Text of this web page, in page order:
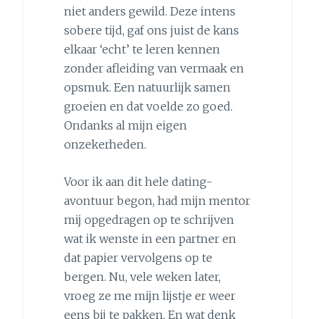
niet anders gewild. Deze intens
sobere tijd, gaf ons juist de kans
elkaar ‘echt’ te leren kennen
zonder afleiding van vermaak en
opsmuk. Een natuurlijk samen
groeien en dat voelde zo goed.
Ondanks al mijn eigen
onzekerheden.
Voor ik aan dit hele dating-
avontuur begon, had mijn mentor
mij opgedragen op te schrijven
wat ik wenste in een partner en
dat papier vervolgens op te
bergen. Nu, vele weken later,
vroeg ze me mijn lijstje er weer
eens bij te pakken. En wat denk